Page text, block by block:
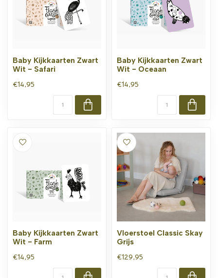
Baby Kijkkaarten Zwart
Wit - Safari
€14,95
Baby Kijkkaarten Zwart
Wit - Oceaan
€14,95
Baby Kijkkaarten Zwart
Wit - Farm
€14,95
Vloerstoel Classic Skay
Grijs
€129,95